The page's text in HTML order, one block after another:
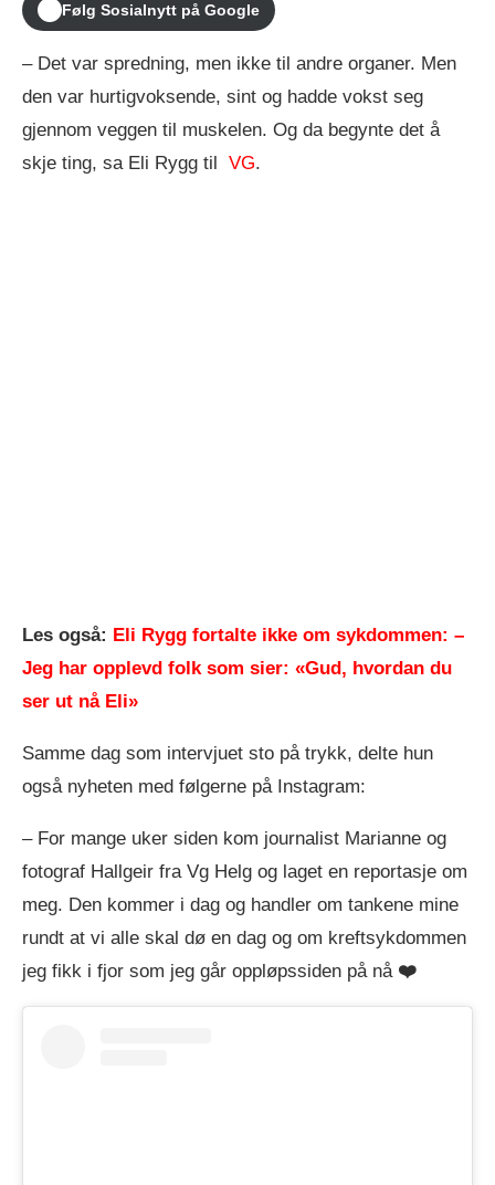
Følg Sosialnytt på Google
– Det var spredning, men ikke til andre organer. Men
den var hurtigvoksende, sint og hadde vokst seg
gjennom veggen til muskelen. Og da begynte det å
skje ting, sa Eli Rygg til VG.
Les også: Eli Rygg fortalte ikke om sykdommen: –
Jeg har opplevd folk som sier: «Gud, hvordan du
ser ut nå Eli»
Samme dag som intervjuet sto på trykk, delte hun
også nyheten med følgerne på Instagram:
– For mange uker siden kom journalist Marianne og
fotograf Hallgeir fra Vg Helg og laget en reportasje om
meg. Den kommer i dag og handler om tankene mine
rundt at vi alle skal dø en dag og om kreftsykdommen
jeg fikk i fjor som jeg går oppløpssiden på nå ❤️